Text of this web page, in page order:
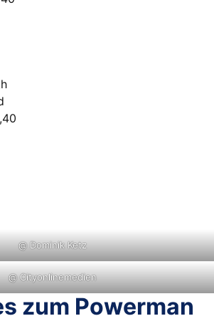
@ Dominik Ketz
@ Cityonlinemedien
zum Powerman